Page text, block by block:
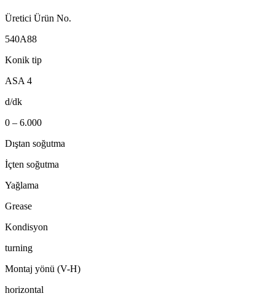
Üretici Ürün No.
540A88
Konik tip
ASA 4
d/dk
0 – 6.000
Dıştan soğutma
İçten soğutma
Yağlama
Grease
Kondisyon
turning
Montaj yönü (V-H)
horizontal